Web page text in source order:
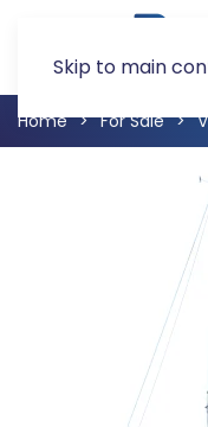
Skip to main
Home For Sale